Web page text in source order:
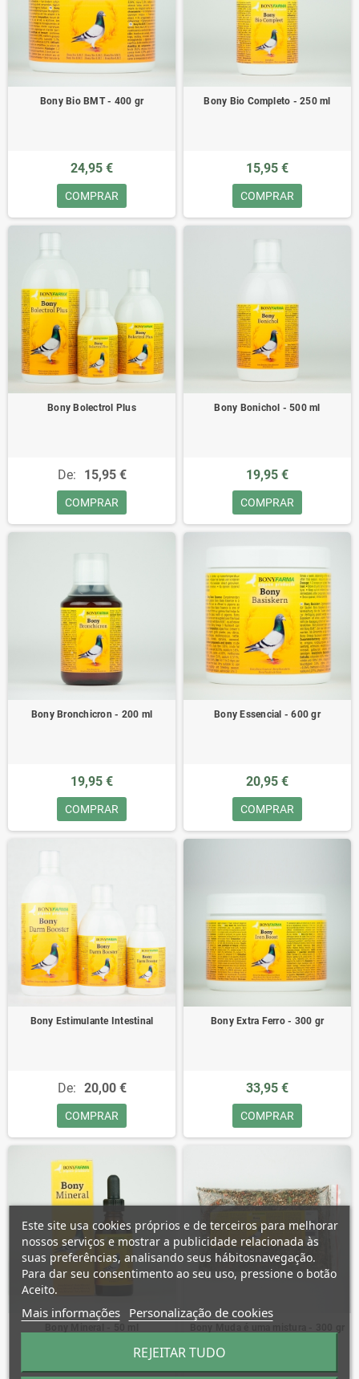
Bony Bio BMT - 400 gr
24,95 €
COMPRAR
Bony Bio Completo - 250 ml
15,95 €
COMPRAR
Bony Bolectrol Plus
De: 15,95 €
COMPRAR
Bony Bonichol - 500 ml
19,95 €
COMPRAR
Bony Bronchicron - 200 ml
19,95 €
COMPRAR
Bony Essencial - 600 gr
20,95 €
COMPRAR
Bony Estimulante Intestinal
De: 20,00 €
COMPRAR
Bony Extra Ferro - 300 gr
33,95 €
COMPRAR
Este site usa cookies próprios e de terceiros para melhorar
nossos serviços e mostrar a publicidade relacionada às
suas preferências, analisando seus hábitosnavegação.
Para dar seu consentimento ao seu uso, pressione o botão
Aceito.
Mais informações Personalização de cookies
REJEITAR TUDO